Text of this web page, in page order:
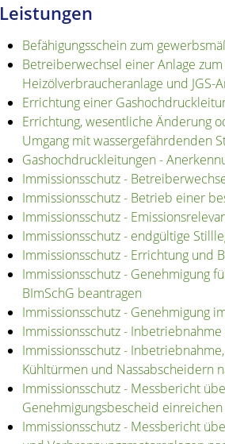
Leistungen
Befähigungsschein zum
Betreiberwechsel einer Anlage
Heizölverbraucheranlage und JGS-
Errichtung einer
Errichtung, wesentliche Änderung
Umgang mit wassergefährdenden
Gashochdruckleitungen -
Immissionsschutz -
Immissionsschutz - Betrieb einer
Immissionsschutz -
Immissionsschutz - endgültige
Immissionsschutz - Errichtung und
Immissionsschutz - Genehmigung
BImSchG beantragen
Immissionsschutz - Genehmigung
Immissionsschutz -
Immissionsschutz -
Kühltürmen und Nassabscheidern
Immissionsschutz - Messbericht
Genehmigungsbescheid einreichen
Immissionsschutz - Messbericht